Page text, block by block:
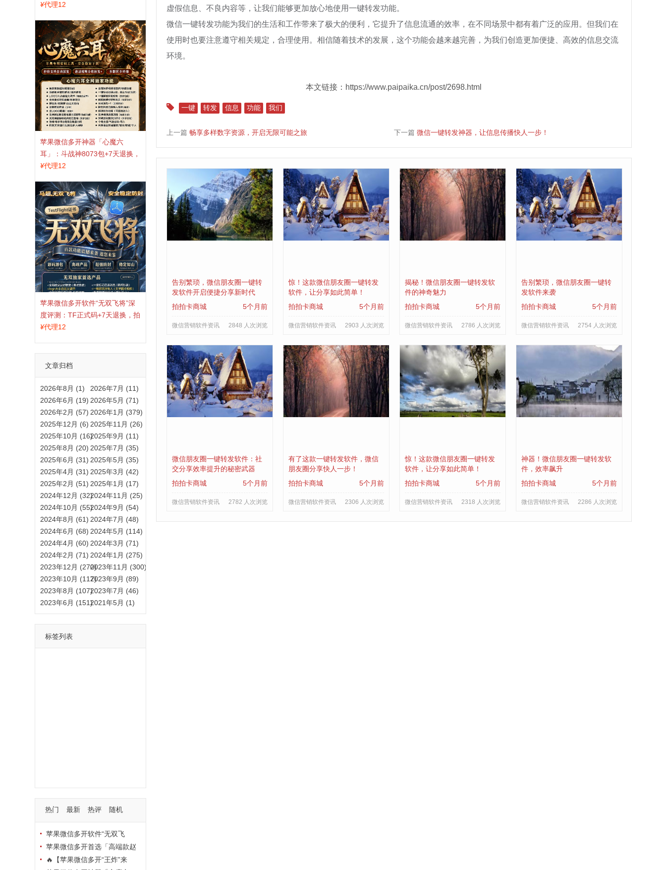
包，7天退换认准拍拍卡激活码
¥代理12
苹果微信多开神器「心魔六
耳」：斗战神8073包+7天退换，
认准拍拍卡激活码商城
¥代理12
苹果微信多开软件“无双飞将”深
度评测：TF正式码+7天退换，拍
拍卡激活码商城正品保障
¥代理12
文章归档
2026年8月 (1)
2026年7月 (11)
2026年6月 (19) 2026年5月 (71)
2026年2月 (57) 2026年1月 (379)
2025年12月 (6) 2025年11月 (26)
2025年10月 (16)2025年9月 (11)
2025年8月 (20) 2025年7月 (35)
2025年6月 (31) 2025年5月 (35)
2025年4月 (31) 2025年3月 (42)
2025年2月 (51) 2025年1月 (17)
2024年12月 (32)2024年11月 (25)
2024年10月 (55)2024年9月 (54)
2024年8月 (61) 2024年7月 (48)
2024年6月 (68) 2024年5月 (114)
2024年4月 (60) 2024年3月 (71)
2024年2月 (71) 2024年1月 (275)
2023年12月 (270)2023年11月 (300)
2023年10月 (117)2023年9月 (89)
2023年8月 (107)2023年7月 (46)
2023年6月 (151)2021年5月 (1)
标签列表
热门 最新 热评 随机
苹果微信多开软件“无双飞
将”深度评测：TF正式码+7天退
换，拍拍卡激活码商城正品保障
苹果微信多开首选「高端款赵
云」：TF正式码+斗战神8073
🔥【苹果微信多开“王炸”来
虚假信息、不良内容等，让我们能够更加放心地使用一键转发功能。
微信一键转发功能为我们的生活和工作带来了极大的便利，它提升了信息流通的效率，在不同场景中都有着广泛的应用。但我们在
使用时也要注意遵守相关规定，合理使用。相信随着技术的发展，这个功能会越来越完善，为我们创造更加便捷、高效的信息交流
环境。
本文链接：https://www.paipaika.cn/post/2698.html
一键 转发 信息 功能 我们
上一篇 畅享多样数字资源，开启无限可能之旅 下一篇 微信一键转发神器，让信息传播快人一步！
告别繁琐，微信朋友圈一键转
发软件开启便捷分享新时代
拍拍卡商城
5个月前
微信营销软件资讯 2848 人次浏览
惊！这款微信朋友圈一键转发
软件，让分享如此简单！
拍拍卡商城
5个月前
微信营销软件资讯 2903 人次浏览
揭秘！微信朋友圈一键转发软
件的神奇魅力
拍拍卡商城
5个月前
微信营销软件资讯 2786 人次浏览
告别繁琐，微信朋友圈一键转
发软件来袭
拍拍卡商城
5个月前
微信营销软件资讯 2754 人次浏览
微信朋友圈一键转发软件：社
交分享效率提升的秘密武器
拍拍卡商城
5个月前
微信营销软件资讯 2782 人次浏览
有了这款一键转发软件，微信
朋友圈分享快人一步！
拍拍卡商城
5个月前
微信营销软件资讯 2306 人次浏览
惊！这款微信朋友圈一键转发
软件，让分享如此简单！
拍拍卡商城
5个月前
微信营销软件资讯 2318 人次浏览
神器！微信朋友圈一键转发软
件，效率飙升
拍拍卡商城
5个月前
微信营销软件资讯 2286 人次浏览